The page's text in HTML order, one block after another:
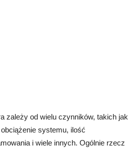
zależy od wielu czynników, takich jak
systemu, ilość
i wiele innych. Ogólnie rzecz